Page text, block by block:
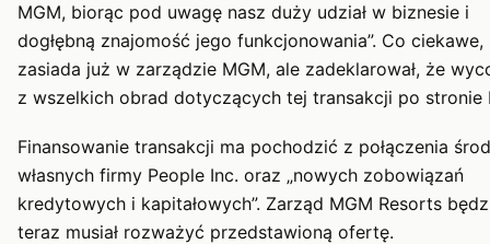
MGM, biorąc pod uwagę nasz duży udział w biznesie i
dogłębną znajomość jego funkcjonowania”. Co ciekawe,
zasiada już w zarządzie MGM, ale zadeklarował, że
z wszelkich obrad dotyczących tej transakcji po stronie
Finansowanie transakcji ma pochodzić z połączenia
własnych firmy People Inc. oraz „nowych zobowiązań
kredytowych i kapitałowych”. Zarząd MGM Resorts
teraz musiał rozważyć przedstawioną ofertę.